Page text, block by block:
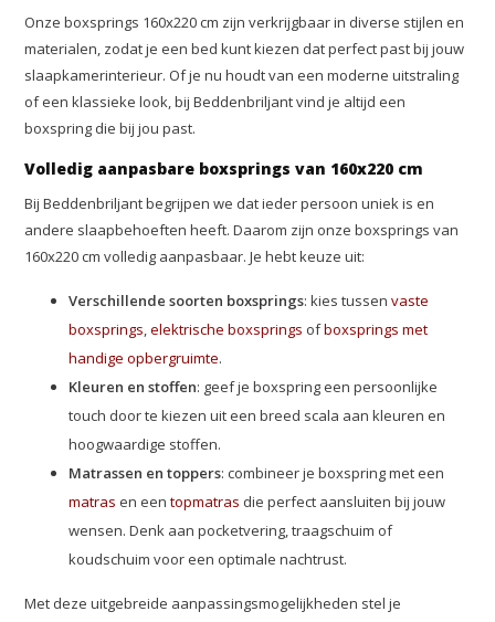
Onze boxsprings 160x220 cm zijn verkrijgbaar in diverse stijlen en
materialen, zodat je een bed kunt kiezen dat perfect past bij jouw
slaapkamerinterieur. Of je nu houdt van een moderne uitstraling
of een klassieke look, bij Beddenbriljant vind je altijd een
boxspring die bij jou past.
Volledig aanpasbare boxsprings van 160x220 cm
Bij Beddenbriljant begrijpen we dat ieder persoon uniek is en
andere slaapbehoeften heeft. Daarom zijn onze boxsprings van
160x220 cm volledig aanpasbaar. Je hebt keuze uit:
Verschillende soorten boxsprings: kies tussenvaste
boxsprings,elektrische boxsprings ofboxsprings met
handige opbergruimte.
Kleuren en stoffen: geef je boxspring een persoonlijke
touch door te kiezen uit een breed scala aan kleuren en
hoogwaardige stoffen.
Matrassen en toppers: combineer je boxspring met een
matras en eentopmatras die perfect aansluiten bij jouw
wensen. Denk aan pocketvering, traagschuim of
koudschuim voor een optimale nachtrust.
Met deze uitgebreide aanpassingsmogelijkheden stel je